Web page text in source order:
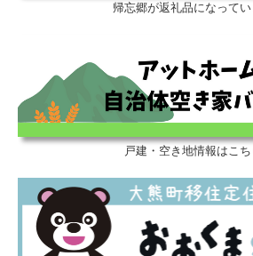
帰忘郷が返礼品になってい
戸建・空き地情報はこち